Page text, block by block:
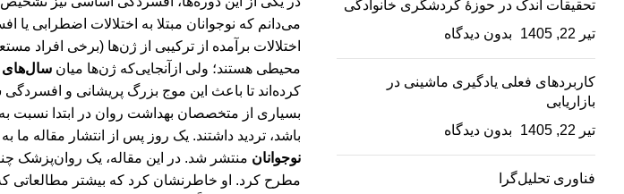
می‌دانم که نوجوانان مبتلا به اختلالات اضطرابی یا
اختلالات برآمده از ترکیبی از ژن‌ها (برخی افراد
محیطی هستند؛ ولی ازآنجایی‌که ژن‌ها میان سال‌های ۲۰۱۰ تا ۲۰۱۵
کرده‌اند تا باعث این موج بزرگ پریشانی و افسردگی
بسیاری از متخصصان بهداشت روان در ابتدا نسبت
باشد، تردید داشتند. یک روز پس از انتشار مقاله ما
نوجوانان منتشر شد. در این مقاله، یک روان‌پزشک
مطرح کرد. او خاطرنشان کرد که بیشتر مطالعاتی
تحقیقات اندک در حوزۀ گردشگری خانوادگی
تیر 22, 1405
بدون دیدگاه
کاربردهای فعلی یادگیری ماشینی در
بازاریابی
تیر 22, 1405
بدون دیدگاه
فناوری تحلیل‌گرا